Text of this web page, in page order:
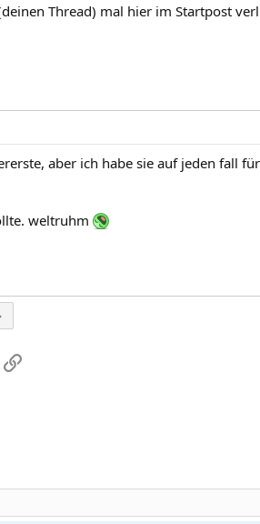
Thread) mal hier im Startpost
aber ich habe sie auf jeden fall
weltruhm
Link